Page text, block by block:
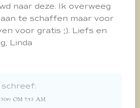
naar deze. Ik overweeg
te schaffen maar voor
voor gratis ;). Liefs en
Linda
schreef:
OM 7:52 AM